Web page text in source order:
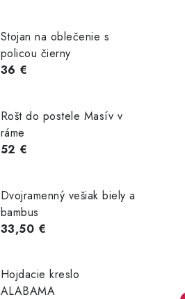
Stojan na oblečenie s
policou čierny
36 €
Rošt do postele Masív v
ráme
52 €
Dvojramenný vešiak biely a
bambus
33,50 €
Hojdacie kreslo
ALABAMA